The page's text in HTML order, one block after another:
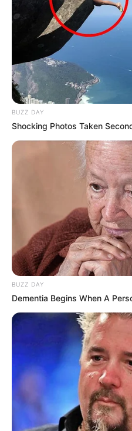
BUZZ DAY
Shocking Photos Taken
BUZZ DAY
Dementia Begins When A